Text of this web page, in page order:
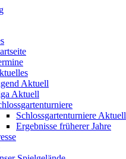
Aktuell
Aktuell
Schlossgartenturniere Aktuell
Ergebnisse früherer Jahre